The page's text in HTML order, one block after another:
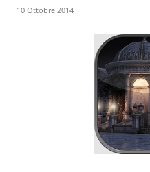
10 Ottobre 2014